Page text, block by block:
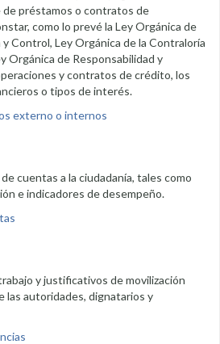
préstamos o contratos de
como lo prevé la Ley Orgánica de
Control, Ley Orgánica de la Contraloría
Orgánica de Responsabilidad y
y contratos de crédito, los
o tipos de interés.
externo o internos
cuentas a la ciudadanía, tales como
e indicadores de desempeño.
y justificativos de movilización
las autoridades, dignatarios y